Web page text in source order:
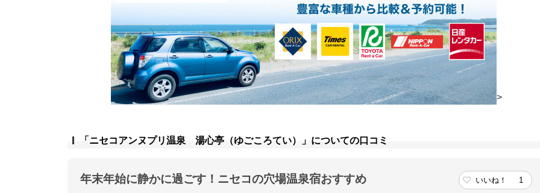
>
「ニセコアンヌプリ温泉 湯心亭（ゆごころてい）」についての口コミ
年末年始に静かに過ごす！ニセコの穴場温泉宿おすすめ いいね！ 1